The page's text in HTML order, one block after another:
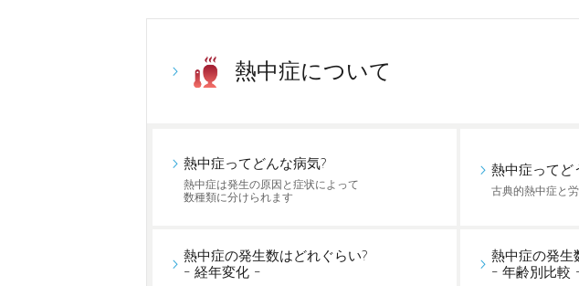
熱中症について
熱中症ってどんな病気?
熱中症は発生の原因と症状によって
数種類に分けられます
熱中症ってど
古典的熱中症と
熱中症の発生数はどれぐらい?
- 経年変化 -
熱中症の発生
- 年齢別比較